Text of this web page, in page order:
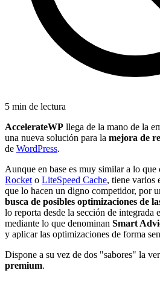
5 min de lectura
AccelerateWP llega de la mano de la
una nueva solución para la mejora de
de WordPress.
Aunque en base es muy similar a lo
Rocket o LiteSpeed Cache, tiene varios
que lo hacen un digno competidor, por
busca de posibles optimizaciones de
lo reporta desde la sección de integrada
mediante lo que denominan Smart
y aplicar las optimizaciones de forma
Dispone a su vez de dos "sabores" la
premium.